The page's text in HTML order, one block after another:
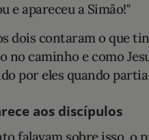
e apareceu a Simão!"
dois contaram o que
no caminho e como
por eles quando partia
aos discípulos
falavam sobre isso, o